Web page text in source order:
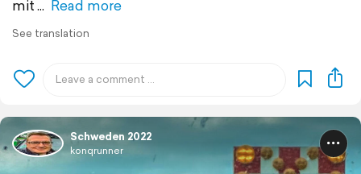
mit
Read more
See translation
Schweden 2022
konqrunner